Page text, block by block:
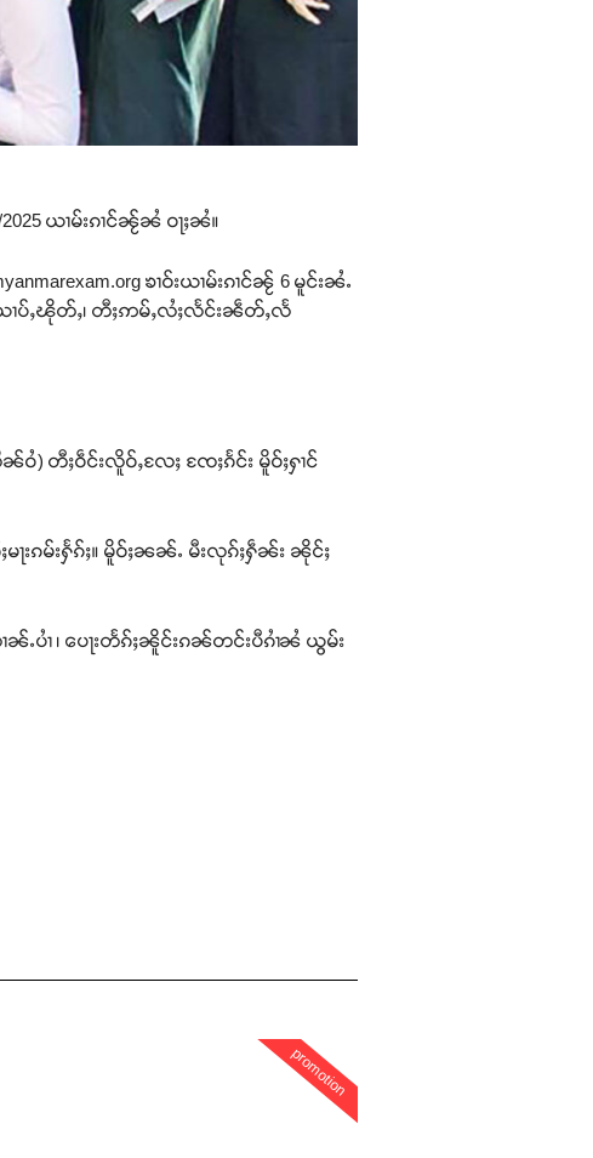
ယၢမ်းၵၢင်ၼႂ်ၼႆ ဝႃႈၼႆ။
ၶၢဝ်းယၢမ်းၵၢင်ၼႂ် 6 မူင်းၼႆႉ
ယၢပ်ႇၽိုတ်ႇ၊ တီႈဢမ်ႇလႆႈလႅင်းၼဵတ်ႇလႅ
တီႈဝဵင်းလိူဝ်ႇလႄႈ ၸႄႈၵႅင်း မိူဝ်ႈႁၢင်
းၵမ်းႁႅၵ်ႈ။ မိူဝ်ႈၼၼ်ႉ မီးလုၵ်ႈႁဵၼ်း ၼိုင်ႈ
ႉပၢႆ ၊ ပေႃးတႅၵ်ႈၼိူင်းၵၼ်တင်းပီၵၢႆၼႆ ယွမ်း
promotion